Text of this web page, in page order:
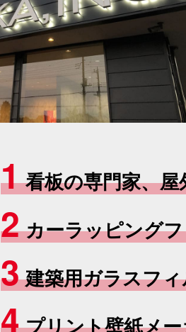
1看板の専門家、屋
2カーラッピング
3建築用ガラスフ
4プリント壁紙メー